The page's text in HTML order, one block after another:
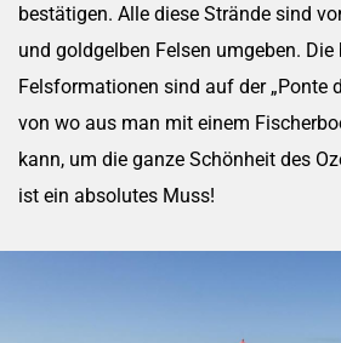
bestätigen. Alle diese Strände sind
und goldgelben Felsen umgeben. Die
Felsformationen sind auf der „Ponte
von wo aus man mit einem
kann, um die ganze Schönheit des
ist ein absolutes Muss!